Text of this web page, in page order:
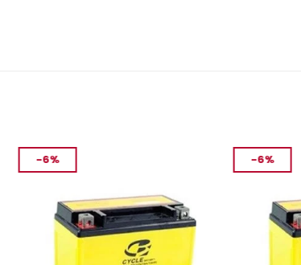
-6% -6%